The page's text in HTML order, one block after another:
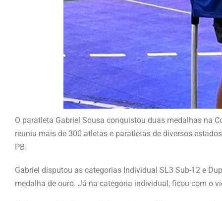
O paratleta Gabriel Sousa conquistou duas medalhas na
reuniu mais de 300 atletas e paratletas de diversos
PB.
Gabriel disputou as categorias Individual SL3 Sub-12 e
medalha de ouro. Já na categoria individual, ficou com o